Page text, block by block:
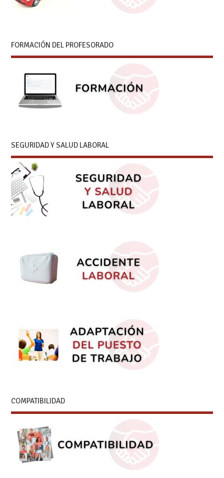
FORMACIÓN DEL PROFESORADO
SEGURIDAD Y SALUD LABORAL
COMPATIBILIDAD